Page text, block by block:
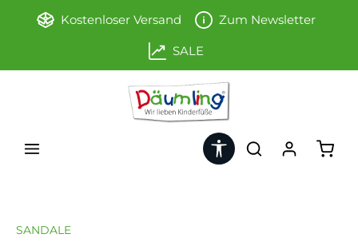
Zum Hauptinhalt springen
Kostenloser Versand Zum Newsletter
SALE
Werkzeugleiste anzeigen
SANDALE